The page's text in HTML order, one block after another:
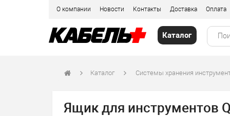
О компании Новости Контакты Доставка Оплата
Каталог
Каталог Системы хранения
Ящик для инструментов